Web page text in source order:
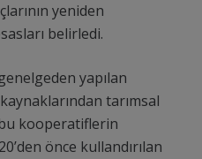
yeniden
belirledi.
yapılan
tarımsal
kooperatiflerin
önce kullandırılan